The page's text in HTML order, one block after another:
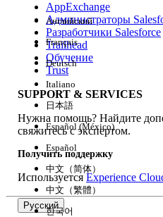
Возможности
AppExchange
Администраторы
Разработчики Salesforce
Trailhead
Обучение
Trust
SUPPORT & SERVICES
Нужна помощь? Найдите
свяжитесь с экспертом.
Получить поддержку
ИспользуетсяExperience
Русский
Английский
Français
Deutsch
Italiano
日本語
Español (México)
Español
中文（简体）
中文（繁體）
한국어